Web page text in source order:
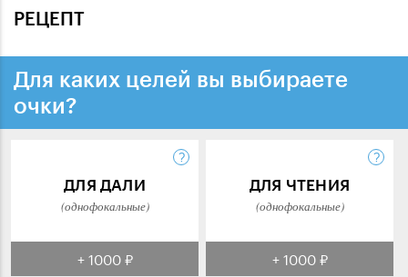
РЕЦЕПТ
Для каких целей вы выбираете
очки?
ДЛЯ ДАЛИ
(однофокальные)
+ 1000 ₽
ДЛЯ ЧТЕНИЯ
(однофокальные)
+ 1000 ₽